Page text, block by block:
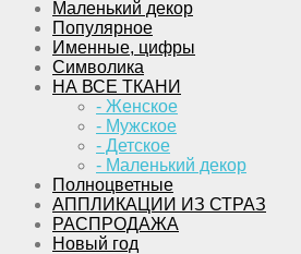
Маленький декор
Популярное
Именные, цифры
Символика
НА ВСЕ ТКАНИ
- Женское
- Мужское
- Детское
- Маленький декор
Полноцветные
АППЛИКАЦИИ ИЗ СТРАЗ
РАСПРОДАЖА
Новый год